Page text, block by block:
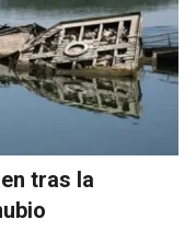
tras la